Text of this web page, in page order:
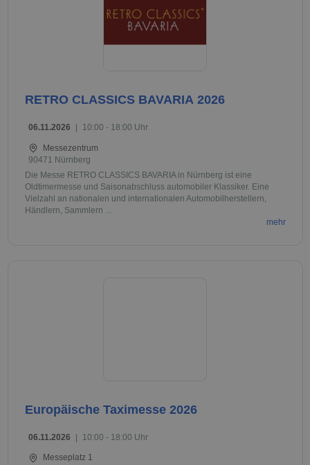
RETRO CLASSICS BAVARIA 2026
06.11.2026 10:00 - 18:00 Uhr
Messezentrum
90471 Nürnberg
Die Messe RETRO CLASSICS BAVARIA in Nürnberg ist eine
Oldtimermesse und Saisonabschluss automobiler Klassiker. Eine
Vielzahl an nationalen und internationalen Automobilherstellern,
Händlern, Sammlern ...
mehr
Europäische Taximesse 2026
06.11.2026 10:00 - 18:00 Uhr
Messeplatz 1